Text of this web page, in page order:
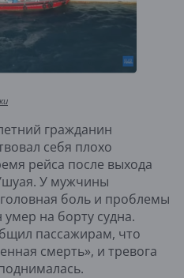
гражданин
себя плохо
рейса после выхода
У мужчины
боль и проблемы
на борту судна.
пассажирам, что
смерть», и тревога